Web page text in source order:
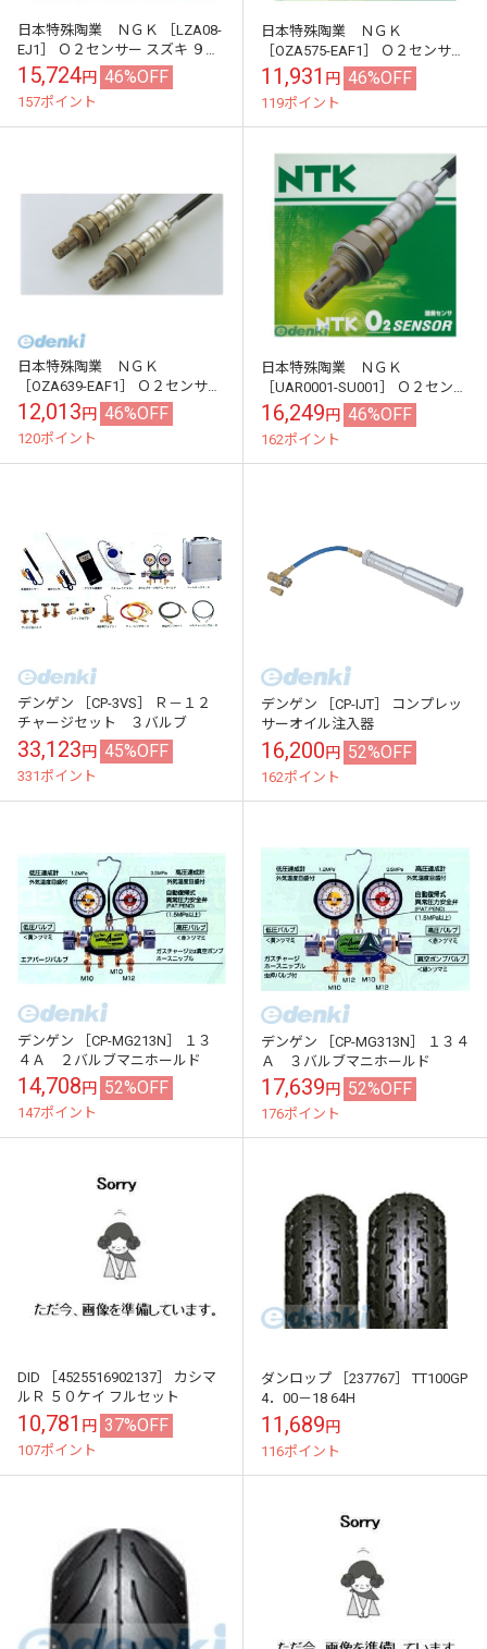
日本特殊陶業 ＮＧＫ ［LZA08-
EJ1］ Ｏ２センサー スズキ ９４
７１ ＮＧＫ アルトラパン ＭＲワ
ゴン他
15,724円 46%OFF
157ポイント
日本特殊陶業 ＮＧＫ
［OZA575-EAF1］ Ｏ２センサー
スバル １３２４ ＮＧＫ サンバー
ディアス 他
11,931 円 46%OFF
119ポイント
日本特殊陶業 ＮＧＫ
［OZA639-EAF1］ Ｏ２センサー
スバル ９１６３８ ＮＧＫ サンバ
ー ＴＴ１ ＴＴ２ ＴＶ１ ＴＶ...
12,013円 46%OFF
120ポイント
日本特殊陶業 ＮＧＫ
［UAR0001-SU001］ Ｏ２センサ
ー スズキ ９６３４５ ＮＧＫ ワ
ゴンＲ パレット 他
16,249円 46%OFF
162ポイント
デンゲン ［CP-3VS］ Ｒ－１２
チャージセット ３バルブ
33,123円 45%OFF
331ポイント
デンゲン ［CP-IJT］ コンプレッ
サーオイル注入器
16,200円 52%OFF
162ポイント
デンゲン ［CP-MG213N］ １３
４Ａ ２バルブマニホールド
14,708円 52%OFF
147ポイント
デンゲン ［CP-MG313N］ １３４
Ａ ３バルブマニホールド
17,639円 52%OFF
176ポイント
DID ［4525516902137］ カシマ
ルＲ ５０ケイ フルセット
10,781 円 37%OFF
107ポイント
ダンロップ ［237767］ TT100GP
4．00－18 64H
11,689円
116ポイント